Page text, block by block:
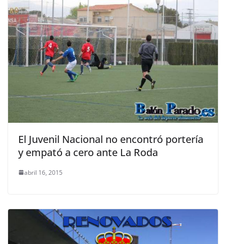
El Juvenil Nacional no encontró portería
y empató a cero ante La Roda
abril 16, 2015